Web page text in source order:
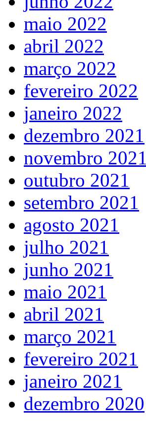
maio 2022
abril 2022
março 2022
fevereiro 2022
janeiro 2022
dezembro 2021
novembro 2021
outubro 2021
setembro 2021
agosto 2021
julho 2021
junho 2021
maio 2021
abril 2021
março 2021
fevereiro 2021
janeiro 2021
dezembro 2020